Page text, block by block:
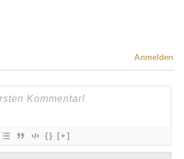
Anmelden
{} [+]